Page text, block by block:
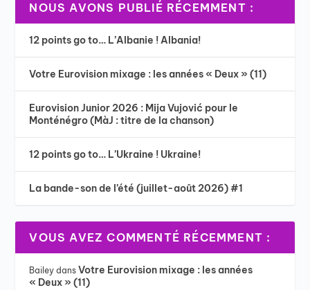
NOUS AVONS PUBLIÉ RÉCEMMENT :
12 points go to… L’Albanie ! Albania!
Votre Eurovision mixage : les années « Deux » (11)
Eurovision Junior 2026 : Mija Vujović pour le
Monténégro (MàJ : titre de la chanson)
12 points go to… L’Ukraine ! Ukraine!
La bande-son de l’été (juillet-août 2026) #1
VOUS AVEZ COMMENTÉ RÉCEMMENT :
Bailey dansVotre Eurovision mixage : les années
« Deux » (11)